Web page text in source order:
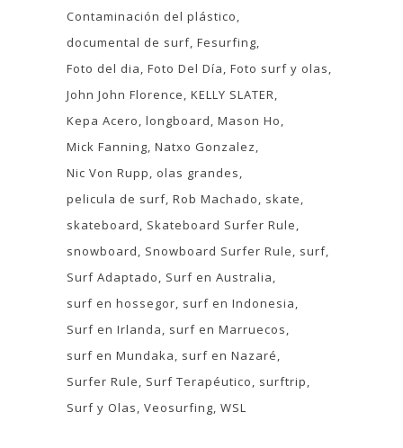
Contaminación del plástico
documental de surf Fesurfing
Foto del dia Foto Del Día Foto surf y olas
John John Florence KELLY SLATER
Kepa Acero longboard Mason Ho
Mick Fanning Natxo Gonzalez
Nic Von Rupp
olas grandes
pelicula de surf Rob Machado
skate
skateboard
Skateboard Surfer Rule
snowboard
Snowboard Surfer Rule
surf
Surf Adaptado
Surf en Australia
surf en hossegor surf en Indonesia
Surf en Irlanda
surf en Marruecos
surf en Mundaka
surf en Nazaré
Surfer Rule
Surf Terapéutico
surftrip
Surf y Olas Veosurfing WSL